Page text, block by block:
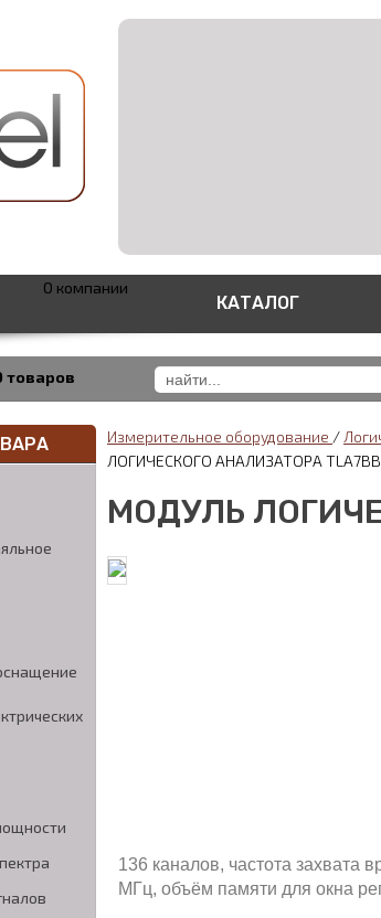
товаров
О компании
КАТАЛОГ
Измерительное оборудование /
ЛОГИЧЕСКОГО АНАЛИЗАТОРА
МОДУЛЬ
136 каналов, частота захвата
МГц, объём памяти для окна